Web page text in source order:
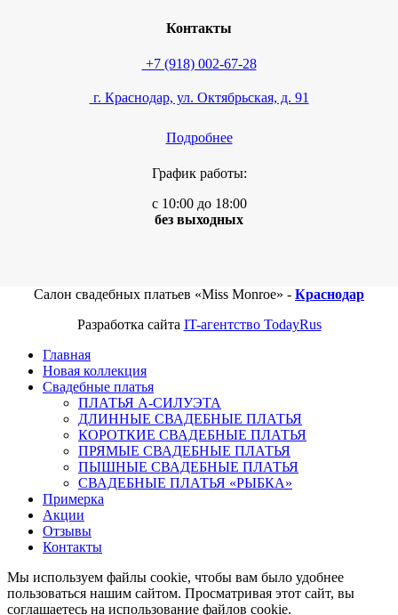
Контакты
+7 (918) 002-67-28
г. Краснодар, ул. Октябрьская, д. 91
Подробнее
График работы:
с 10:00 до 18:00
без выходных
Салон свадебных платьев «Miss Monroe» - Краснодар
Разработка сайта IT-агентство TodayRus
Главная
Новая коллекция
Свадебные платья
ПЛАТЬЯ А-СИЛУЭТА
ДЛИННЫЕ СВАДЕБНЫЕ ПЛАТЬЯ
КОРОТКИЕ СВАДЕБНЫЕ ПЛАТЬЯ
ПРЯМЫЕ СВАДЕБНЫЕ ПЛАТЬЯ
ПЫШНЫЕ СВАДЕБНЫЕ ПЛАТЬЯ
СВАДЕБНЫЕ ПЛАТЬЯ «РЫБКА»
Примерка
Акции
Отзывы
Контакты
Мы используем файлы cookie, чтобы вам было удобнее
пользоваться нашим сайтом. Просматривая этот сайт, вы
соглашаетесь на использование файлов cookie.